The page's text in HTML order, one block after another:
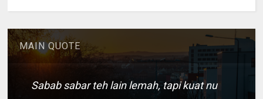
MAIN QUOTE
Sabab sabar teh lain lemah, tapi kuat nu